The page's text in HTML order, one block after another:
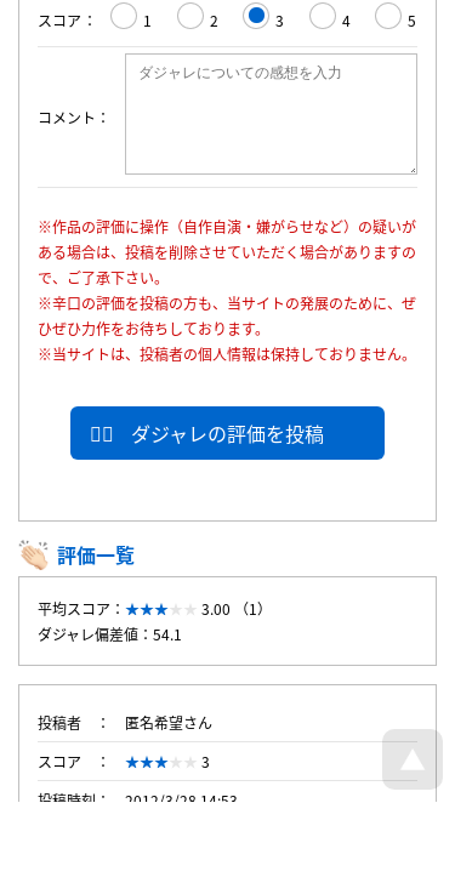
スコア 1 2 3 4 5
コメント
※作品の評価に操作（自作自演・嫌がらせなど）の疑いが
ある場合は、投稿を削除させていただく場合がありますの
で、ご了承下さい。
※辛口の評価を投稿の方も、当サイトの発展のために、ぜ
ひぜひ力作をお待ちしております。
※当サイトは、投稿者の個人情報は保持しておりません。
ダジャレの評価を投稿
評価一覧
平均スコア：
3.00 （1）
ダジャレ偏差値：54.1
投稿者
匿名希望さん
スコア
3
投稿時刻
2012/3/28 14:53